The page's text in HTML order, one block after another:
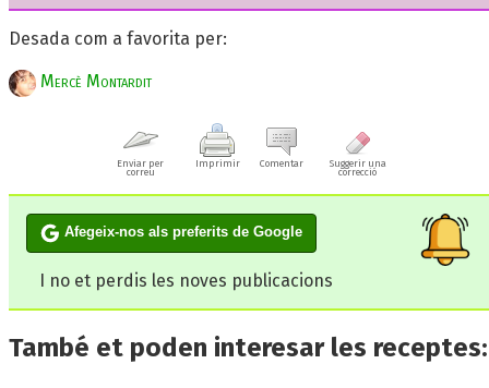
Desada com a favorita per:
Mercè Montardit
Enviar per
correu
Imprimir Comentar
Suggerir una
correcció
Afegeix-nos als preferits de Google
I no et perdis les noves publicacions
També et poden interesar les receptes: